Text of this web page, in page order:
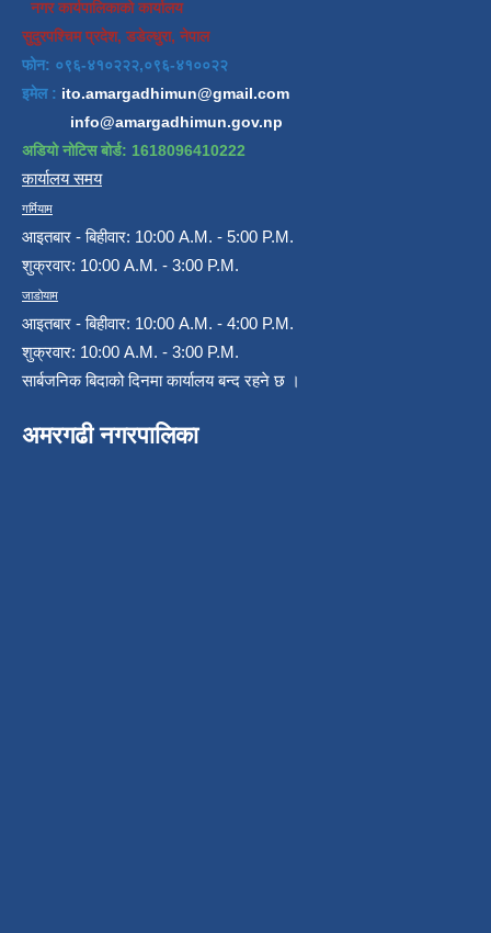
नगर कार्यपालिकाको कार्यालय
सुदुरपश्चिम प्रदेश, डडेल्धुरा, नेपाल
फोन: ०९६-४१०२२२,०९६-४१००२२
इमेल : ito.amargadhimun@gmail.com
info@amargadhimun.gov.np
अडियो नोटिस बोर्ड: 1618096410222
कार्यालय समय
गर्मियाम
आइतबार - बिहीवार: 10:00 A.M. - 5:00 P.M.
शुक्रवार: 10:00 A.M. - 3:00 P.M.
जाडोयाम
आइतबार - बिहीवार: 10:00 A.M. - 4:00 P.M.
शुक्रवार: 10:00 A.M. - 3:00 P.M.
सार्बजनिक बिदाको दिनमा कार्यालय बन्द रहने छ ।
अमरगढी नगरपालिका